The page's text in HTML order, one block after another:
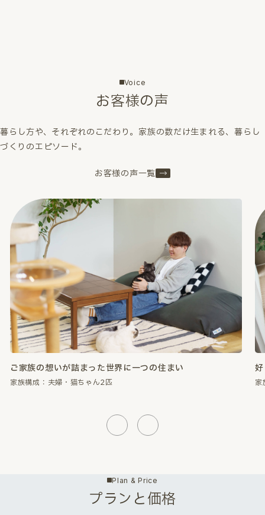
Voice
お客様の声
暮らし方や、それぞれのこだわり。家族の数だけ生まれる、暮らし
づくりのエピソード。
お客様の声一覧
好きなものに囲まれて、心が満たされる暮らし。
家族構成：夫婦・猫ちゃん2匹 家
Plan & Price
プランと価格